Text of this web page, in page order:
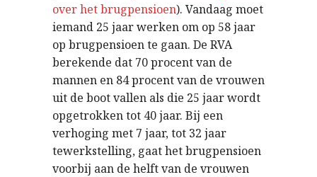
over het brugpensioen). Vandaag moet
iemand 25 jaar werken om op 58 jaar
op brugpensioen te gaan. De RVA
berekende dat 70 procent van de
mannen en 84 procent van de vrouwen
uit de boot vallen als die 25 jaar wordt
opgetrokken tot 40 jaar. Bij een
verhoging met 7 jaar, tot 32 jaar
tewerkstelling, gaat het brugpensioen
voorbij aan de helft van de vrouwen